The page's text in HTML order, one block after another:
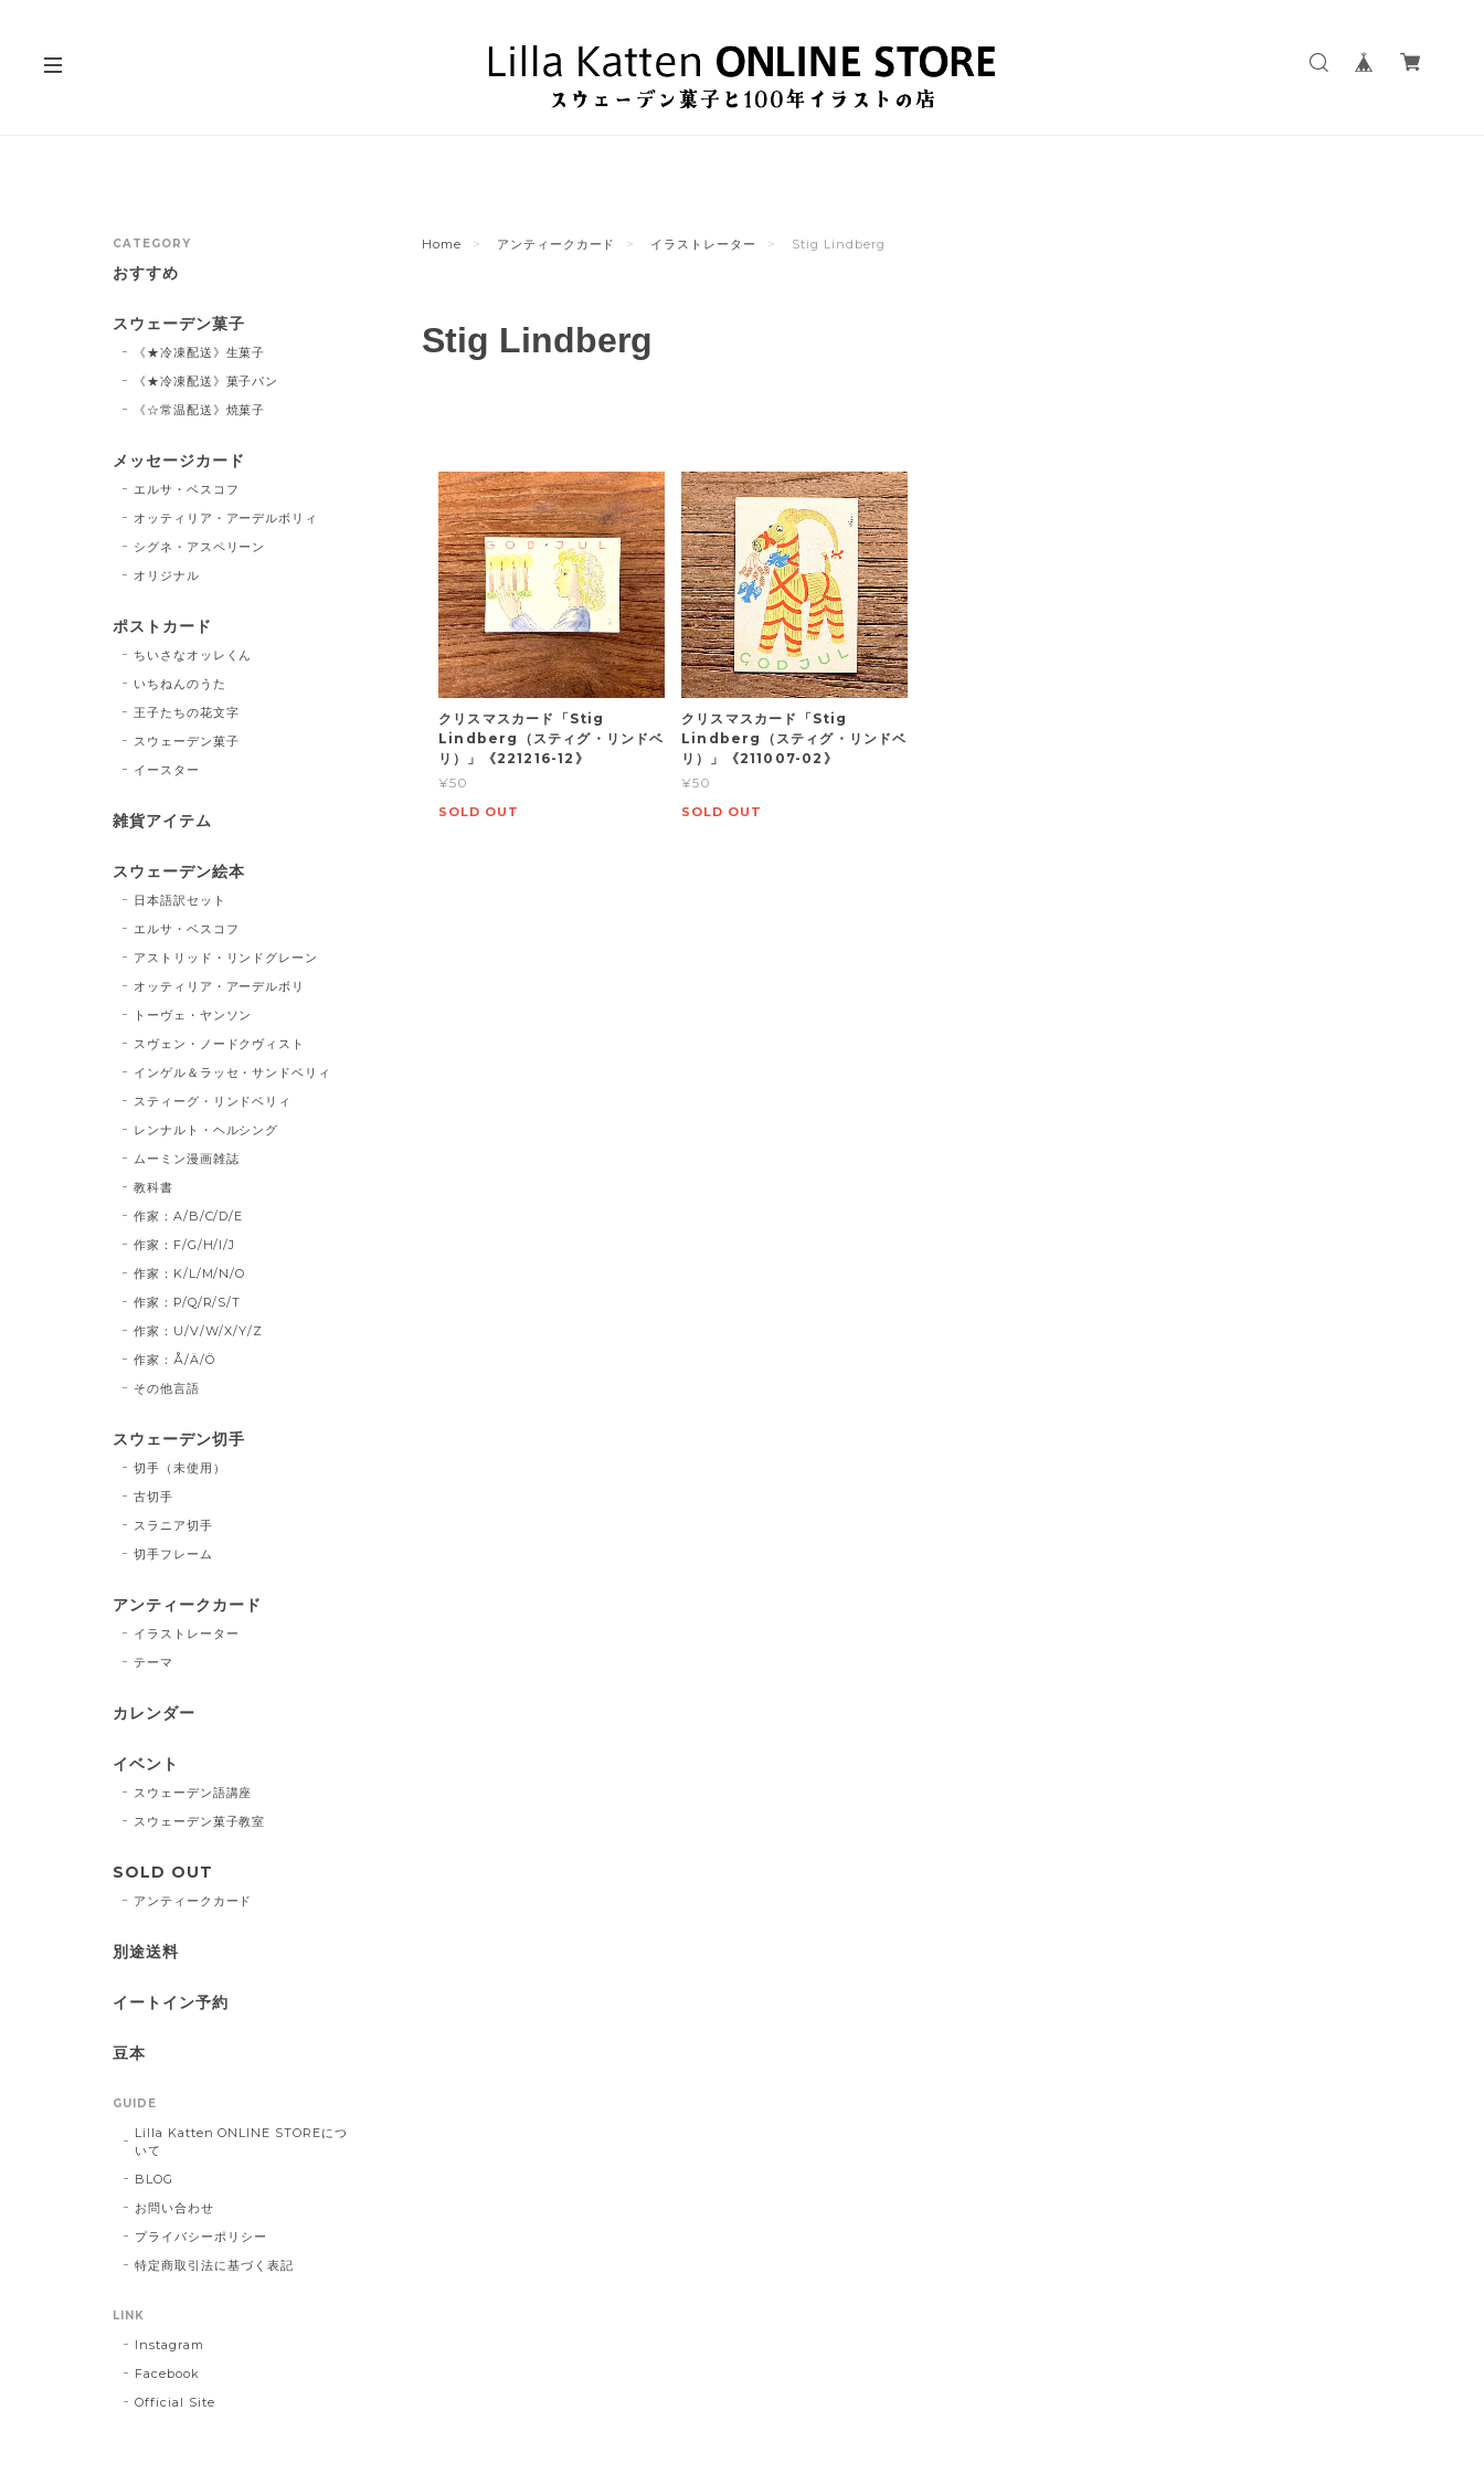
Home アンティークカード イラストレーター Stig Lindberg
Stig Lindberg
クリスマスカード「Stig
Lindberg（スティグ・リンドベ
リ）」《221216-12》
¥50
SOLD OUT
クリスマスカード「Stig
Lindberg（スティグ・リンドベ
リ）」《211007-02》
¥50
SOLD OUT
CATEGORY
おすすめ
スウェーデン菓子
《★冷凍配送》生菓子
《★冷凍配送》菓子パン
《☆常温配送》焼菓子
メッセージカード
エルサ・ベスコフ
オッティリア・アーデルボリィ
シグネ・アスペリーン
オリジナル
ポストカード
ちいさなオッレくん
いちねんのうた
王子たちの花文字
スウェーデン菓子
イースター
雑貨アイテム
スウェーデン絵本
日本語訳セット
エルサ・ベスコフ
アストリッド・リンドグレーン
オッティリア・アーデルボリ
トーヴェ・ヤンソン
スヴェン・ノードクヴィスト
インゲル＆ラッセ・サンドベリィ
スティーグ・リンドベリィ
レンナルト・ヘルシング
ムーミン漫画雑誌
教科書
作家：A/B/C/D/E
作家：F/G/H/I/J
作家：K/L/M/N/O
作家：P/Q/R/S/T
作家：U/V/W/X/Y/Z
作家：Å/Ä/Ö
その他言語
スウェーデン切手
切手（未使用）
古切手
スラニア切手
切手フレーム
アンティークカード
イラストレーター
テーマ
カレンダー
イベント
スウェーデン語講座
スウェーデン菓子教室
SOLD OUT
アンティークカード
別途送料
イートイン予約
豆本
GUIDE
Lilla Katten ONLINE STOREにつ
いて
BLOG
お問い合わせ
プライバシーポリシー
特定商取引法に基づく表記
LINK
Instagram
Facebook
Official Site